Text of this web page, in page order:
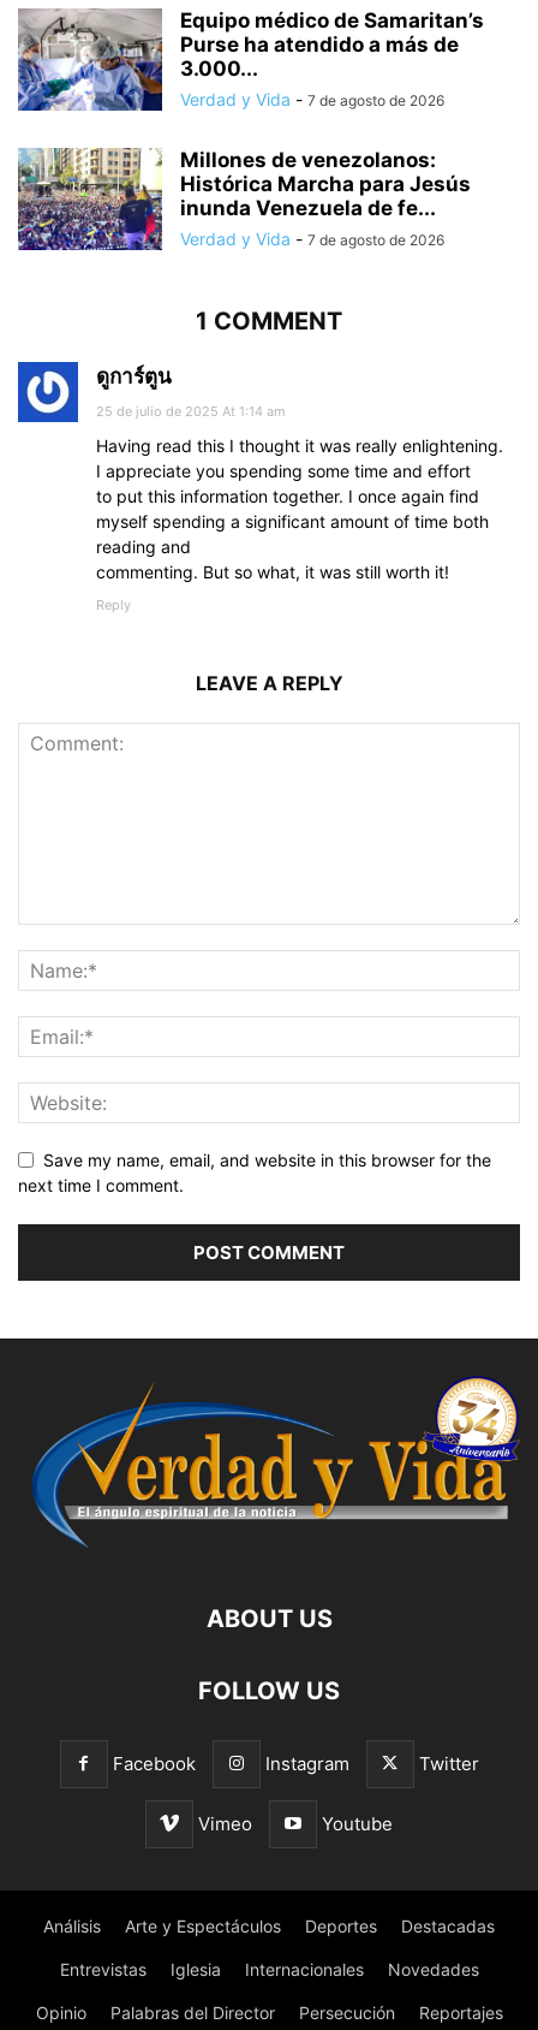
Equipo médico de Samaritan’s
Purse ha atendido a más de
3.000...
Verdad y Vida - 7 de agosto de 2026
Millones de venezolanos:
Histórica Marcha para Jesús
inunda Venezuela de fe...
Verdad y Vida - 7 de agosto de 2026
1 COMMENT
ดูการ์ตูน
25 de julio de 2025 At 1:14 am
Having read this I thought it was really enlightening.
I appreciate you spending some time and effort
to put this information together. I once again find
myself spending a significant amount of time both
reading and
commenting. But so what, it was still worth it!
Reply
LEAVE A REPLY
Save my name, email, and website in this browser for the
next time I comment.
ABOUT US
FOLLOW US
Facebook Instagram Twitter
Vimeo Youtube
Análisis Arte y Espectáculos Deportes Destacadas
Entrevistas Iglesia Internacionales Novedades
Opinio Palabras del Director Persecución Reportajes